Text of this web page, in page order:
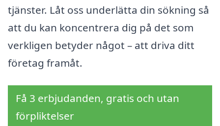
tjänster. Låt oss underlätta din sökning så
att du kan koncentrera dig på det som
verkligen betyder något – att driva ditt
företag framåt.
Få 3 erbjudanden, gratis och utan
förpliktelser